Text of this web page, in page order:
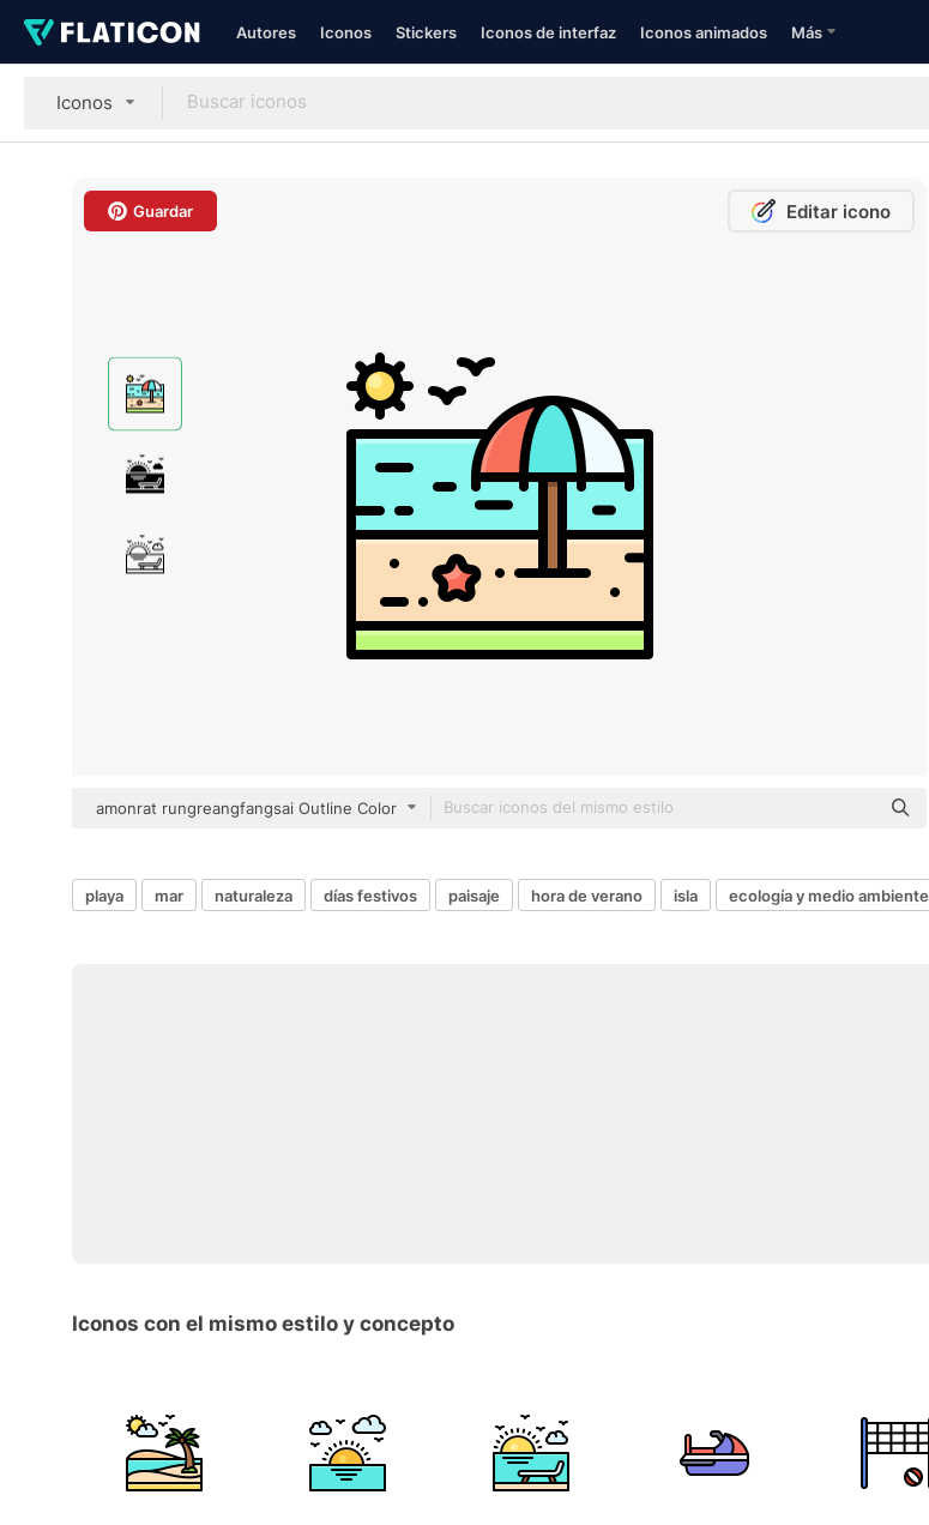
Autores Iconos Stickers Iconos de interfaz Iconos animados Más
Iconos
Guardar Editar icono
amonrat rungreangfangsai Outline Color
playa mar naturaleza días festivos paisaje hora de verano isla ecología y medio ambiente
Iconos con el mismo estilo y concepto